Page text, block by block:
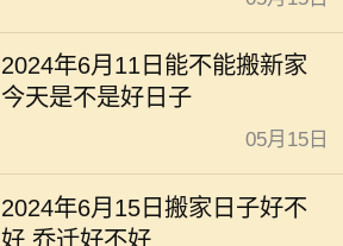
2024年6月11日能不能搬新家
今天是不是好日子
05月15日
2024年6月15日搬家日子好不
好 乔迁好不好